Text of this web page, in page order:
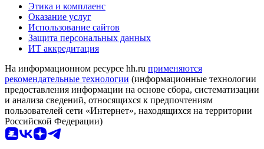
Этика и комплаенс
Оказание услуг
Использование сайтов
Защита персональных данных
ИТ аккредитация
На информационном ресурсе hh.ru применяются
рекомендательные технологии (информационные технологии
предоставления информации на основе сбора, систематизации
и анализа сведений, относящихся к предпочтениям
пользователей сети «Интернет», находящихся на территории
Российской Федерации)